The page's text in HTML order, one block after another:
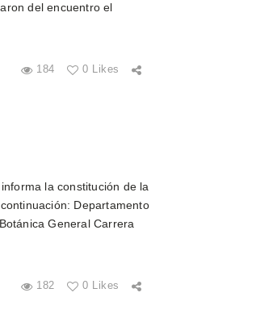
del encuentro el
184 0 Likes
la constitución de la
Departamento
General Carrera
182 0 Likes